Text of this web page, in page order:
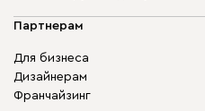
Партнерам
Для бизнеса
Дизайнерам
Франчайзинг